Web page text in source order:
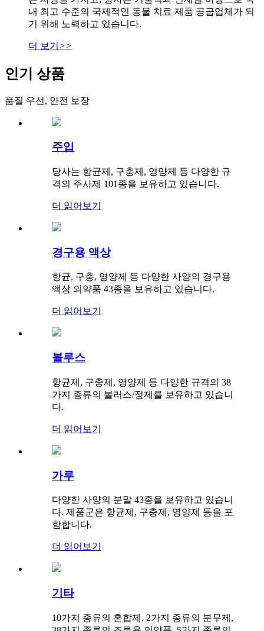
내 최고 수준의 국제적인 동물 치료 제품 공급업체가 되
기 위해 노력하고 있습니다.
더 보기 >>
인기 상품
품질 우선, 안전 보장
주입
당사는 항균제, 구충제, 영양제 등 다양한 규
격의 주사제 101종을 보유하고 있습니다.
더 읽어보기
경구용 액상
항균, 구충, 영양제 등 다양한 사양의 경구용
액상 의약품 43종을 보유하고 있습니다.
더 읽어보기
볼루스
항균제, 구충제, 영양제 등 다양한 규격의 38
가지 종류의 볼러스/정제를 보유하고 있습니
다.
더 읽어보기
가루
다양한 사양의 분말 43종을 보유하고 있습니
다. 제품군은 항균제, 구충제, 영양제 등을 포
함합니다.
더 읽어보기
기타
10가지 종류의 혼합제, 2가지 종류의 분무제,